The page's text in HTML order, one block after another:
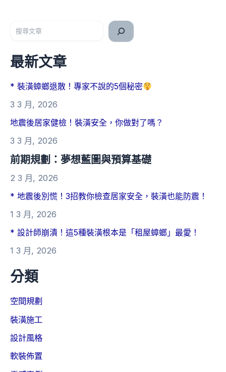
最新文章
* 裝潢蟑螂退散！專家不說的5個秘密
3 3 月, 2026
地震後居家健檢！裝潢安全，你做對了嗎？
3 3 月, 2026
前期規劃：夢想藍圖與預算基礎
2 3 月, 2026
* 地震後別慌！3招教你檢查居家安全，裝潢也能防震！
1 3 月, 2026
* 設計師崩潰！這5種裝潢根本是「租屋蟑螂」最愛！
1 3 月, 2026
分類
空間規劃
裝潢施工
設計風格
軟裝佈置